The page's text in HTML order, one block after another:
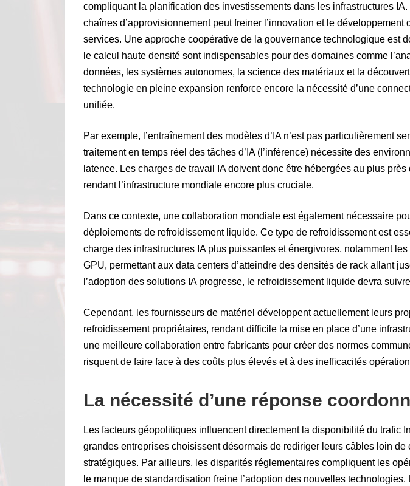
compliquant la planification des investissements dans les infrastructures
chaînes d’approvisionnement peut freiner l’innovation et le
services. Une approche coopérative de la gouvernance technologique est
le calcul haute densité sont indispensables pour des domaines comme
données, les systèmes autonomes, la science des matériaux et la
technologie en pleine expansion renforce encore la nécessité d’une
unifiée.
Par exemple, l’entraînement des modèles d’IA n’est pas particulièrement
traitement en temps réel des tâches d’IA (l’inférence) nécessite des
latence. Les charges de travail IA doivent donc être hébergées au plus
rendant l’infrastructure mondiale encore plus cruciale.
Dans ce contexte, une collaboration mondiale est également nécessaire
déploiements de refroidissement liquide. Ce type de refroidissement est
charge des infrastructures IA plus puissantes et énergivores, notamment
GPU, permettant aux data centers d’atteindre des densités de rack allant
l’adoption des solutions IA progresse, le refroidissement liquide devra
Cependant, les fournisseurs de matériel développent actuellement leurs
refroidissement propriétaires, rendant difficile la mise en place d’une
une meilleure collaboration entre fabricants pour créer des normes
risquent de faire face à des coûts plus élevés et à des inefficacités
La nécessité d’une réponse
Les facteurs géopolitiques influencent directement la disponibilité du trafic
grandes entreprises choisissent désormais de rediriger leurs câbles loin de
stratégiques. Par ailleurs, les disparités réglementaires compliquent les
le manque de standardisation freine l’adoption des nouvelles technologies.